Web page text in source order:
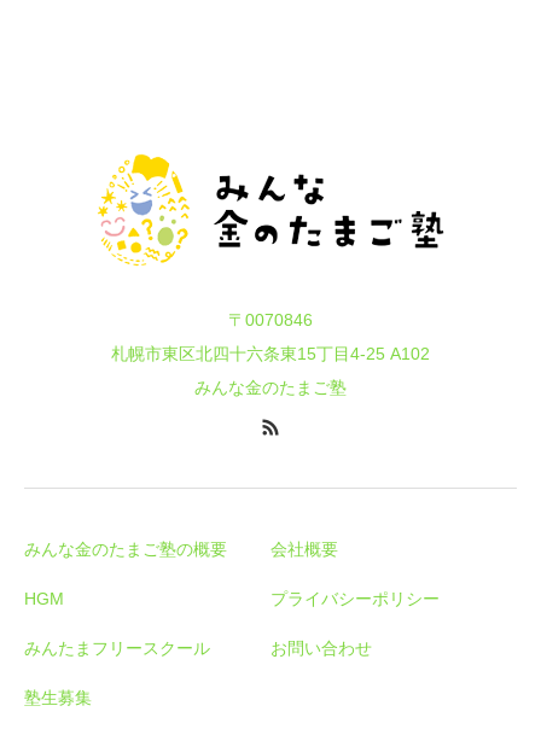
〒0070846
札幌市東区北四十六条東15丁目4-25 A102
みんな金のたまご塾
みんな金のたまご塾の概要
HGM
みんたまフリースクール
塾生募集
会社概要
プライバシーポリシー
お問い合わせ